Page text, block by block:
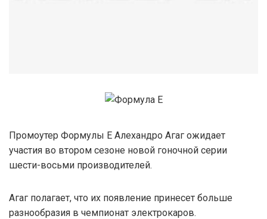
Промоутер Формулы Е Алехандро Агаг ожидает
участия во втором сезоне новой гоночной серии
шести-восьми производителей.
Агаг полагает, что их появление принесет больше
разнообразия в чемпионат электрокаров.